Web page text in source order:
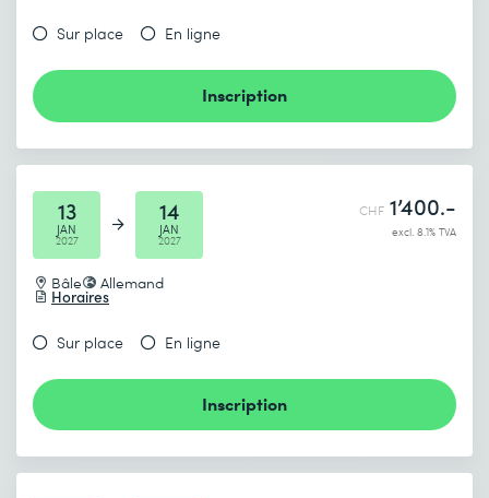
Sur place En ligne
Inscription
13
JAN
2027
14
JAN
2027
Bâle Allemand
Horaires
CHF 1’400.-
excl. 8.1% TVA
Sur place En ligne
Inscription